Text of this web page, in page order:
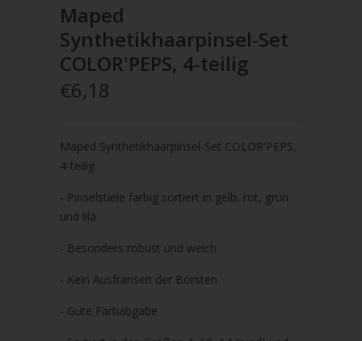
Maped
Synthetikhaarpinsel-Set
COLOR'PEPS, 4-teilig
€6,18
Maped Synthetikhaarpinsel-Set COLOR'PEPS,
4-teilig
- Pinselstiele farbig sortiert in gelb, rot, grün
und lila
- Besonders robust und weich
- Kein Ausfransen der Borsten
- Gute Farbabgabe